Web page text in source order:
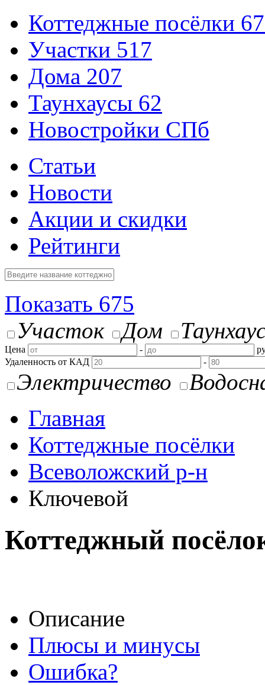
Коттеджные посёлки
Участки 517
Дома 207
Таунхаусы 62
Новостройки СПб
Статьи
Новости
Акции и скидки
Рейтинги
Показать 675
Участок
Дом
Цена -
Удаленность от КАД
-
Электричество
Главная
Коттеджные посёлки
Всеволожский р-н
Ключевой
Коттеджный
Описание
Плюсы и минусы
Ошибка?